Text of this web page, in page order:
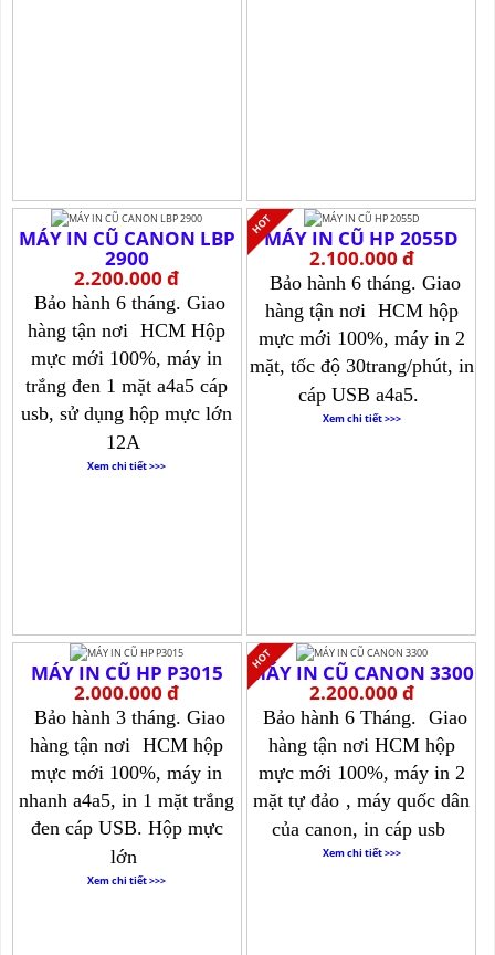
MÁY IN CŨ CANON LBP
2900
2.200.000 đ
Bảo hành 6 tháng. Giao
hàng tận nơi
HCM Hộp
mực mới 100%, máy in
trắng đen 1 mặt a4a5 cáp
usb, sử dụng hộp mực lớn
12A
Xem chi tiết >>>
MÁY IN CŨ HP 2055D
2.100.000 đ
Bảo hành 6 tháng. Giao
hàng tận nơi HCM hộp
mực mới 100%, máy in 2
mặt, tốc độ 30trang/phút, in
cáp USB a4a5.
Xem chi tiết >>>
MÁY IN CŨ HP P3015
2.000.000 đ
Bảo hành 3 tháng. Giao
hàng tận nơi
HCM hộp
mực mới 100%, máy in
nhanh a4a5, in 1 mặt trắng
đen cáp USB. Hộp mực
lớn
Xem chi tiết >>>
MÁY IN CŨ CANON 3300
2.200.000 đ
Bảo hành 6 Tháng. Giao
hàng tận nơi HCM hộp
mực mới 100%, máy in 2
mặt tự đảo , máy quốc dân
của canon, in cáp usb
Xem chi tiết >>>